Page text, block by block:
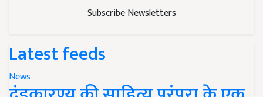
Subscribe Newsletters
Latest feeds
News